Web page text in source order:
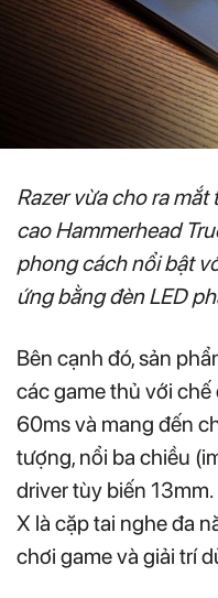
Razer vừa cho ra
cao Hammerhead
phong cách nổi bật
ứng bằng đèn LED
Bên cạnh đó, sản
các game thủ với
60ms và mang đến
tượng, nổi ba chiều
driver tùy biến
X là cặp tai nghe đa
chơi game và giải trí